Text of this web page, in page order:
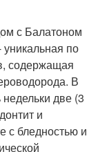
с Балатоном
уникальная по
содержащая
В
две (3
и
с бледностью и